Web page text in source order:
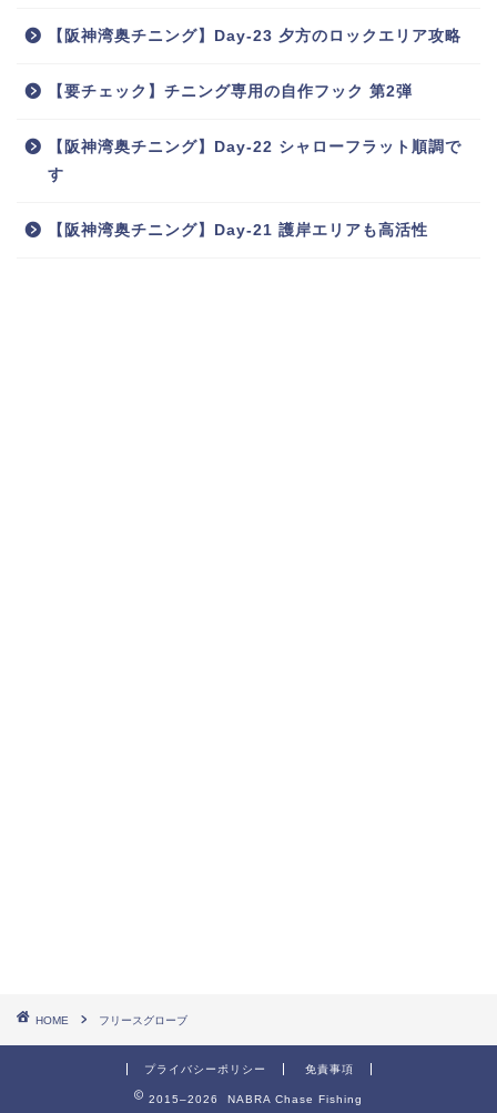
【阪神湾奥チニング】Day-23 夕方のロックエリア攻略
【要チェック】チニング専用の自作フック 第2弾
【阪神湾奥チニング】Day-22 シャローフラット順調で
す
【阪神湾奥チニング】Day-21 護岸エリアも高活性
HOME フリースグローブ
プライバシーポリシー 免責事項
2015–2026 NABRA Chase Fishing